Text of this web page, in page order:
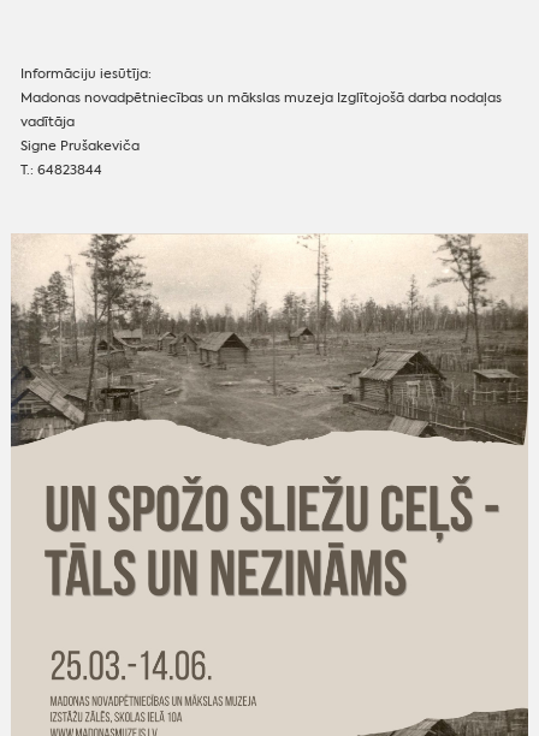
Informāciju iesūtīja:
Madonas novadpētniecības un mākslas muzeja Izglītojošā darba nodaļas
vadītāja
Signe Prušakeviča
T.: 64823844